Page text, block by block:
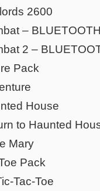
2600
–
2 –
Pack
House
to Haunted
Mary
Pack
Tac-Toe